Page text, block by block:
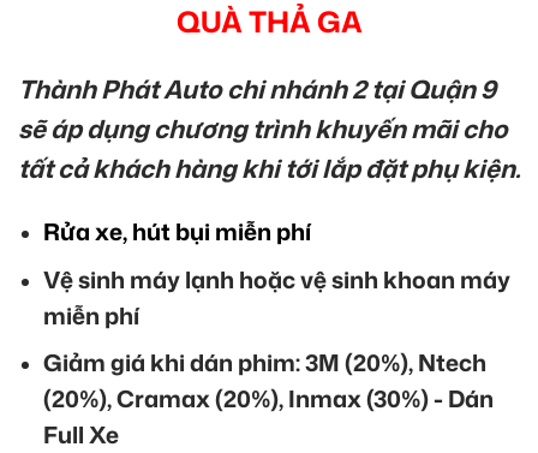
QUÀ THẢ GA
Thành Phát Auto chi nhánh 2 tại Quận 9
sẽ áp dụng chương trình khuyến mãi cho
tất cả khách hàng khi tới lắp đặt phụ kiện.
Rửa xe, hút bụi miễn phí
Vệ sinh máy lạnh hoặc vệ sinh khoan máy
miễn phí
Giảm giá khi dán phim: 3M (20%), Ntech
(20%), Cramax (20%), Inmax (30%) - Dán
Full Xe